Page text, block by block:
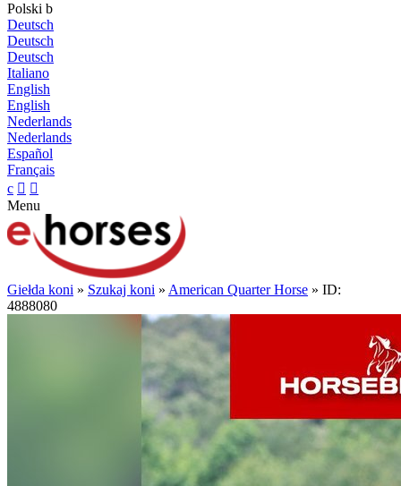
Polski b
Deutsch
Deutsch
Deutsch
Italiano
English
English
Nederlands
Nederlands
Español
Français
c  
Menu
Giełda koni » Szukaj koni » American Quarter Horse » ID:
4888080